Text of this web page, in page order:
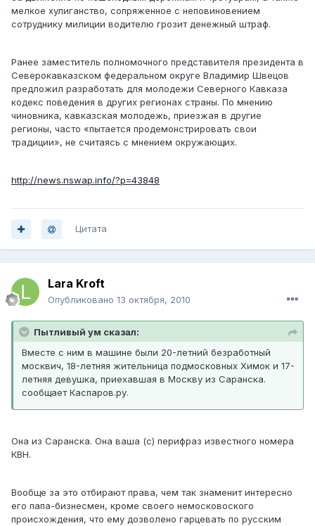
мелкое хулиганство, сопряженное с неповиновением
сотруднику милиции водителю грозит денежный штраф.
Ранее заместитель полномочного представителя президента в
Северокавказском федеральном округе Владимир Швецов
предложил разработать для молодежи Северного Кавказа
кодекс поведения в других регионах страны. По мнению
чиновника, кавказская молодежь, приезжая в другие
регионы, часто «пытается продемонстрировать свои
традиции», не считаясь с мнением окружающих.
http://news.nswap.info/?p=43848
Цитата
Lara Kroft
Опубликовано 13 октября, 2010
Пытливый ум сказал:
Вместе с ним в машине были 20-летний безработный
москвич, 18-летняя жительница подмосковных Химок и 17-
летняя девушка, приехавшая в Москву из Саранска.
сообщает Каспаров.ру.
Она из Саранска. Она ваша (с) перифраз известного номера
КВН.
Вообще за это отбирают права, чем так знаменит интересно
его папа-бизнесмен, кроме своего немосковоского
происхождения, что ему дозволено гарцевать по русским